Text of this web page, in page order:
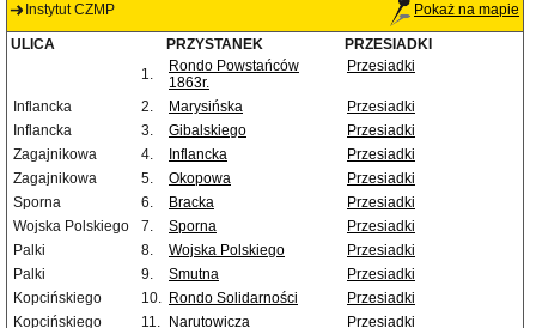
Instytut CZMP Pokaż na mapie
ULICA PRZYSTANEK
PRZESIADKI
1.
Rondo Powstańców
1863r.
Przesiadki
Inflancka 2. Marysińska
Przesiadki
Inflancka
3. Gibalskiego
Przesiadki
Zagajnikowa
4. Inflancka
Przesiadki
Zagajnikowa
5. Okopowa
Przesiadki
Sporna
6. Bracka
Przesiadki
Wojska Polskiego
7. Sporna
Przesiadki
Palki
8. Wojska Polskiego
Przesiadki
Palki
9. Smutna
Przesiadki
Kopcińskiego
10. Rondo Solidarności
Przesiadki
Kopcińskiego
11. Narutowicza
Przesiadki